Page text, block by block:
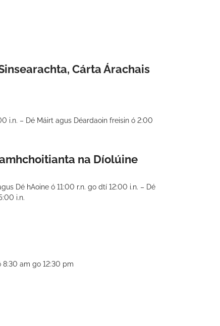
Cárta Árachais
i.n. – Dé Máirt agus Déardaoin freisin ó 2:00
na Díolúine
Dé hAoine ó 11:00 r.n. go dtí 12:00 i.n. – Dé
i.n.
8:30 am go 12:30 pm